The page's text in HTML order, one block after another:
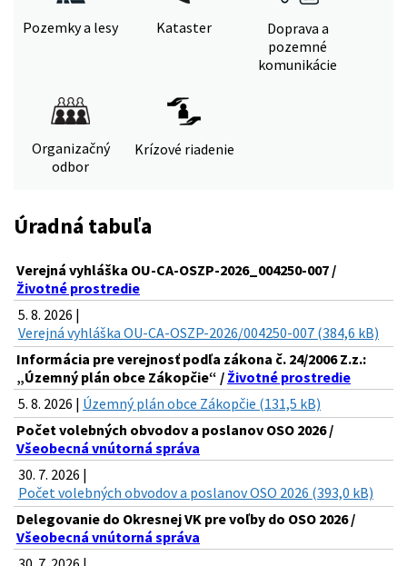
Pozemky a lesy Kataster
Doprava a
pozemné
komunikácie
Organizačný
odbor
Krízové riadenie
Úradná tabuľa
Verejná vyhláška OU-CA-OSZP-2026_004250-007 /
Životné prostredie
5. 8. 2026 |
Verejná vyhláška OU-CA-OSZP-2026/004250-007 (384,6 kB)
Informácia pre verejnosť podľa zákona č. 24/2006 Z.z.:
„Územný plán obce Zákopčie“ / Životné prostredie
5. 8. 2026 | Územný plán obce Zákopčie (131,5 kB)
Počet volebných obvodov a poslanov OSO 2026 /
Všeobecná vnútorná správa
30. 7. 2026 |
Počet volebných obvodov a poslanov OSO 2026 (393,0 kB)
Delegovanie do Okresnej VK pre voľby do OSO 2026 /
Všeobecná vnútorná správa